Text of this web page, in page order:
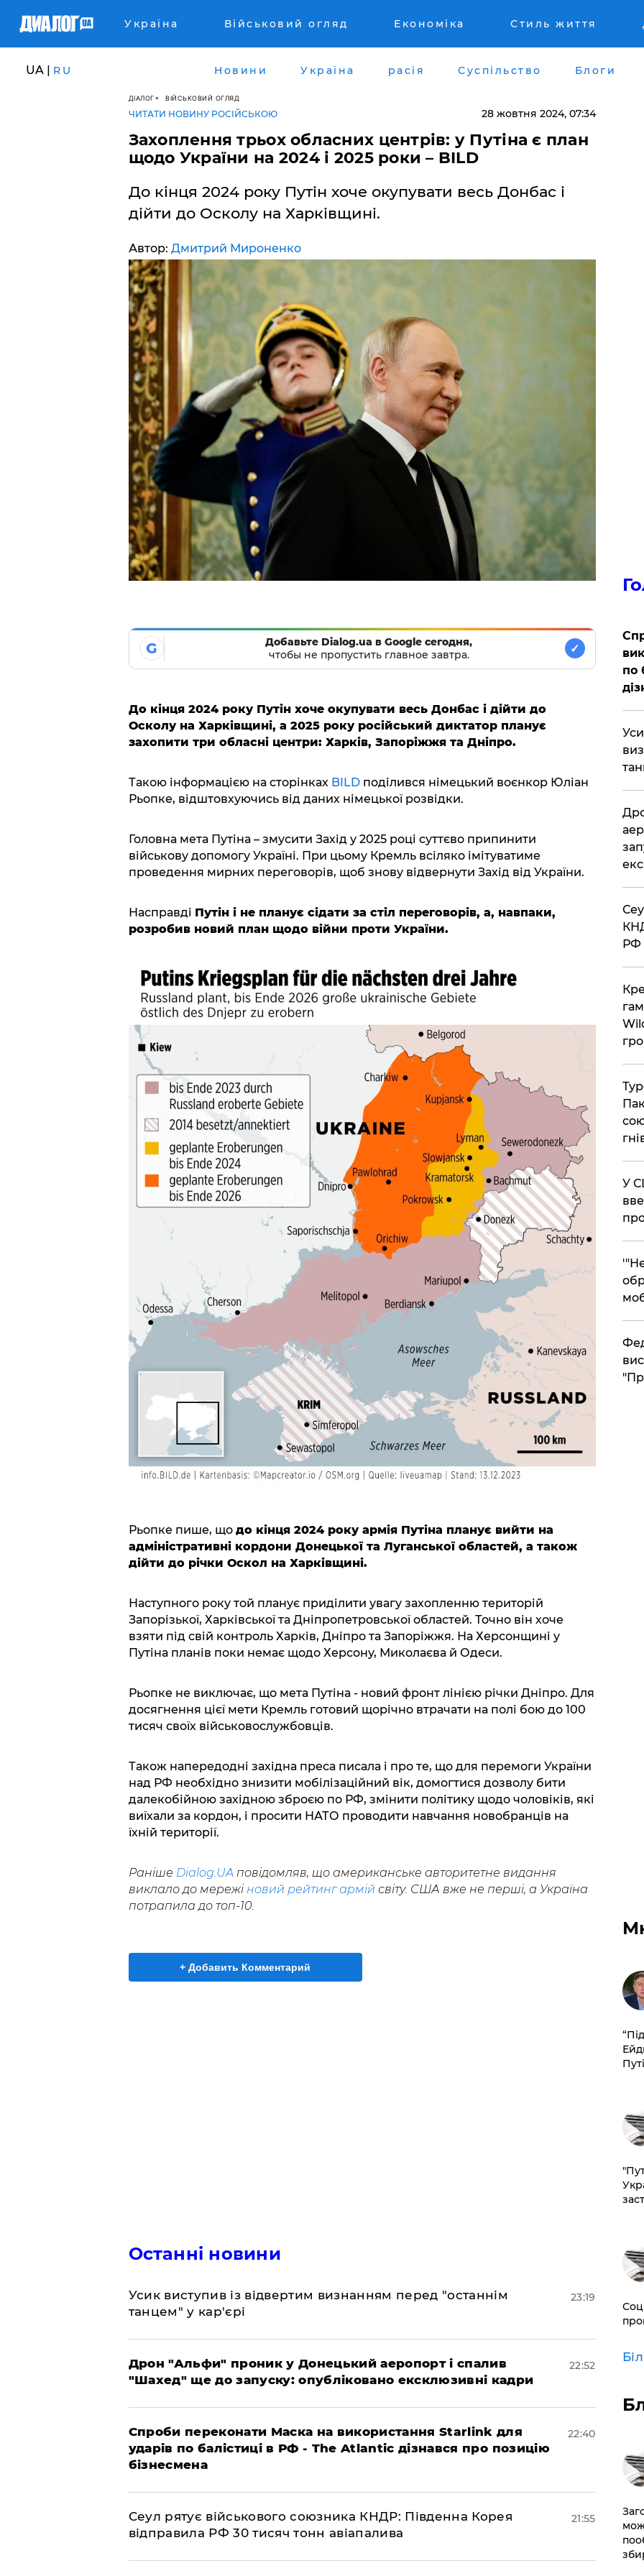
Україна Військовий огляд Економіка Стиль життя
UA | RU Новини Україна расія Суспільство Блоги
ДІАЛОГ ВІЙСЬКОВИЙ ОГЛЯД
ЧИТАТИ НОВИНУ РОСІЙСЬКОЮ 28 жовтня 2024, 07:34
Захоплення трьох обласних центрів: у Путіна є план
щодо України на 2024 і 2025 роки – BILD
До кінця 2024 року Путін хоче окупувати весь Донбас і
дійти до Осколу на Харківщині.
Автор: Дмитрий Мироненко
G
Добавьте Dialog.ua в Google сегодня,
чтобы не пропустить главное завтра.
✓
До кінця 2024 року Путін хоче окупувати весь Донбас і дійти до
Осколу на Харківщині, а 2025 року російський диктатор планує
захопити три обласні центри: Харків, Запоріжжя та Дніпро.
Такою інформацією на сторінках BILDподілився німецький воєнкор Юліан
Рьопке, відштовхуючись від даних німецької розвідки.
Головна мета Путіна – змусити Захід у 2025 році суттєво припинити
військову допомогу Україні. При цьому Кремль всіляко імітуватиме
проведення мирних переговорів, щоб знову відвернути Захід від України.
Насправді Путін і не планує сідати за стіл переговорів, а, навпаки,
розробив новий план щодо війни проти України.
Рьопке пише, що до кінця 2024 року армія Путіна планує вийти на
адміністративні кордони Донецької та Луганської областей, а також
дійти до річки Оскол на Харківщині.
Наступного року той планує приділити увагу захопленню територій
Запорізької, Харківської та Дніпропетровської областей. Точно він хоче
взяти під свій контроль Харків, Дніпро та Запоріжжя. На Херсонщині у
Путіна планів поки немає щодо Херсону, Миколаєва й Одеси.
Рьопке не виключає, що мета Путіна - новий фронт лінією річки Дніпро. Для
досягнення цієї мети Кремль готовий щорічно втрачати на полі бою до 100
тисяч своїх військовослужбовців.
Також напередодні західна преса писала і про те, що для перемоги України
над РФ необхідно знизити мобілізаційний вік, домогтися дозволу бити
далекобійною західною зброєю по РФ, змінити політику щодо чоловіків, які
виїхали за кордон, і просити НАТО проводити навчання новобранців на
їхній території.
Раніше Dialog.UAповідомляв, що американське авторитетне видання
виклало до мережі новий рейтинг армій світу. США вже не перші, а Україна
потрапила до топ-10.
+ Добавить Комментарий
Останні новини
​Усик виступив із відвертим визнанням перед "останнім
танцем" у кар'єрі
23:19
​Дрон "Альфи" проник у Донецький аеропорт і спалив
"Шахед" ще до запуску: опубліковано ексклюзивні кадри
22:52
​Спроби переконати Маска на використання Starlink для
ударів по балістиці в РФ - The Atlantic дізнався про позицію
бізнесмена
22:40
​Сеул рятує військового союзника КНДР: Південна Корея
відправила РФ 30 тисяч тонн авіапалива
21:55
по
РФ
​У